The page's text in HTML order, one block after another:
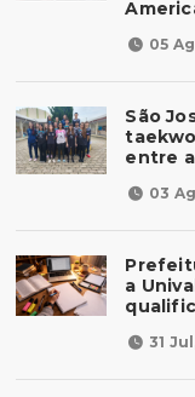
05
São
entre
03
a
31